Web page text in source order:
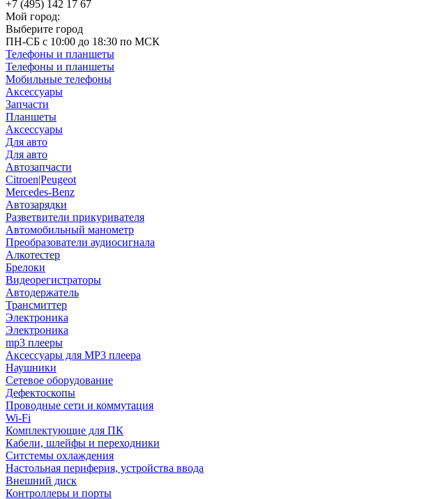
+7 (495) 142 17 67
Мой город:
Выберите город
ПН-СБ с 10:00 до 18:30 по МСК
Телефоны и планшеты
Телефоны и планшеты
Мобильные телефоны
Аксессуары
Запчасти
Планшеты
Аксессуары
Для авто
Для авто
Автозапчасти
Citroen|Peugeot
Mercedes-Benz
Автозарядки
Разветвители прикуривателя
Автомобильный манометр
Преобразователи аудиосигнала
Алкотестер
Брелоки
Видеорегистраторы
Автодержатель
Трансмиттер
Электроника
Электроника
mp3 плееры
Аксессуары для MP3 плеера
Наушники
Сетевое оборудование
Дефектоскопы
Проводные сети и коммутация
Wi-Fi
Комплектующие для ПК
Кабели, шлейфы и переходники
Ситстемы охлаждения
Настольная периферия, устройства ввода
Внешний диск
Контроллеры и порты